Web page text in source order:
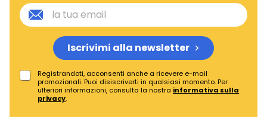
Registrandoti, acconsenti anche a ricevere e-mail
promozionali. Puoi disiscriverti in qualsiasi momento. Per
ulteriori informazioni, consulta la nostra informativa sulla
privacy.
Iscrivimi alla newsletter